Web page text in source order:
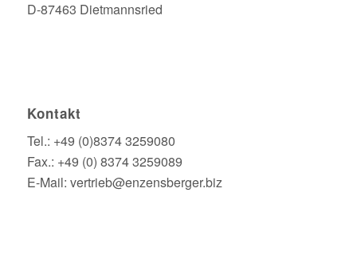
D-87463 Dietmannsried
Kontakt
Tel.: +49 (0)8374 3259080
Fax.: +49 (0) 8374 3259089
E-Mail: vertrieb@enzensberger.biz